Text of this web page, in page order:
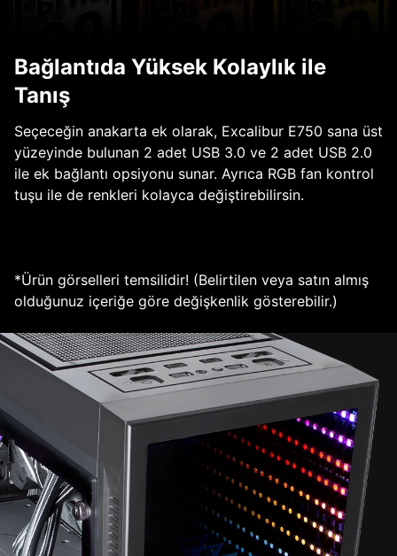
Bağlantıda Yüksek Kolaylık ile
Tanış
Seçeceğin anakarta ek olarak, Excalibur E750 sana üst
yüzeyinde bulunan 2 adet USB 3.0 ve 2 adet USB 2.0
ile ek bağlantı opsiyonu sunar. Ayrıca RGB fan kontrol
tuşu ile de renkleri kolayca değiştirebilirsin.
*Ürün görselleri temsilidir! (Belirtilen veya satın almış
olduğunuz içeriğe göre değişkenlik gösterebilir.)